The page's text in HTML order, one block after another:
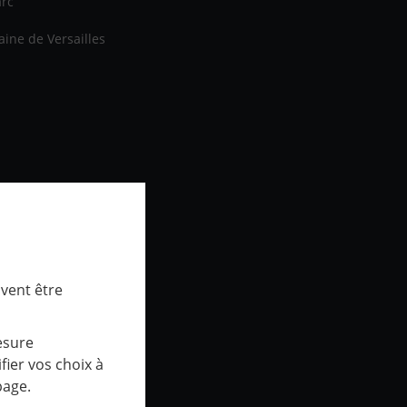
de Versailles
être
vos choix à